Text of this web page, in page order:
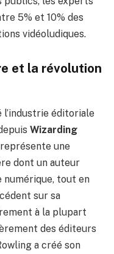
5% et 10% des
vidéoludiques.
et la révolution
l’industrie éditoriale
Wizarding
une
dont un auteur
numérique, tout en
sur sa
à la plupart
des éditeurs
a créé son